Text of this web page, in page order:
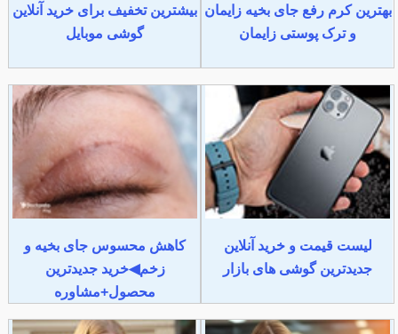
بهترین کرم رفع جای بخیه زایمان
و ترک پوستی زایمان
بیشترین تخفیف برای خرید آنلاین
گوشی موبایل
لیست قیمت و خرید آنلاین
جدیدترین گوشی های بازار
کاهش محسوس جای بخیه و
زخم◀خرید جدیدترین
محصول+مشاوره